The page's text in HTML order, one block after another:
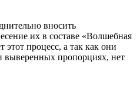
вносить
их в составе «Волшебная
этот процесс, а так как они
выверенных пропорциях, нет